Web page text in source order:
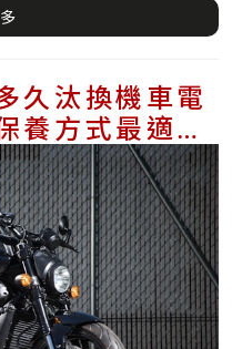
久汰換機車電
養方式最適合